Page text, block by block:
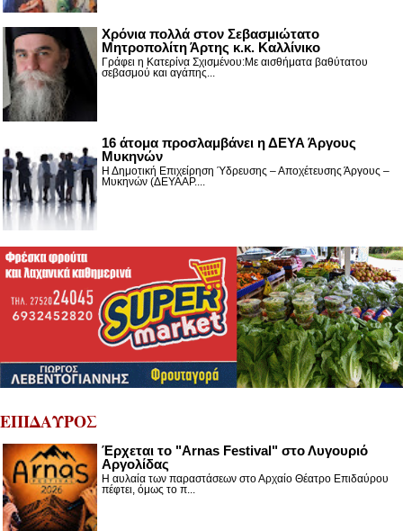
Χρόνια πολλά στον Σεβασμιώτατο
Μητροπολίτη Άρτης κ.κ. Καλλίνικο
Γράφει η Κατερίνα Σχισμένου:Με αισθήματα βαθύτατου
σεβασμού και αγάπης...
16 άτομα προσλαμβάνει η ΔΕΥΑ Άργους
Μυκηνών
Η Δημοτική Επιχείρηση Ύδρευσης – Αποχέτευσης Άργους –
Μυκηνών (ΔΕΥΑΑΡ....
ΕΠΙΔΑΥΡΟΣ
Έρχεται το "Arnas Festival" στο Λυγουριό
Αργολίδας
Η αυλαία των παραστάσεων στο Αρχαίο Θέατρο Επιδαύρου
πέφτει, όμως το π...